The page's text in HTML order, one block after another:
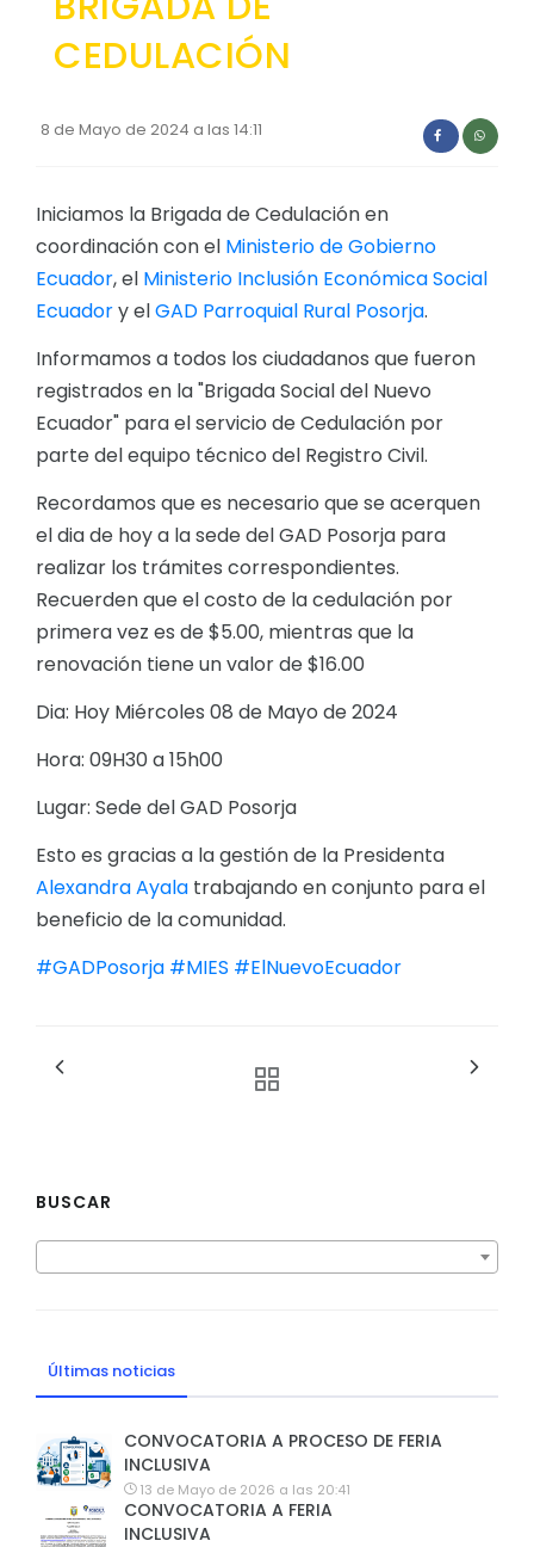
GESTIÓN ADMINISTRATIVA
Plan de desarrollo y Ordenamiento Territorial -
Plan Operativo Anual - POA
Convenios Institucionales
PRESUPUESTO: EJECUCIÓN Y REPORTES
Procesos de contratación
Ejecución Presupuestaria
Obras y proyectos
CEDULACIÓN
8 de Mayo de 2024 a las 14:11
Iniciamos la Brigada de Cedulación en
coordinación con el Ministerio de Gobierno
Ecuador, el Ministerio Inclusión Económica Social
Ecuadory elGAD Parroquial Rural Posorja.
Informamos a todos los ciudadanos que fueron
registrados en la "Brigada Social del Nuevo
Ecuador" para el servicio de Cedulación por
parte del equipo técnico del Registro Civil.
Recordamos que es necesario que se acerquen
el dia de hoy a la sede del GAD Posorja para
realizar los trámites correspondientes.
Recuerden que el costo de la cedulación por
primera vez es de $5.00, mientras que la
renovación tiene un valor de $16.00
Dia: Hoy Miércoles 08 de Mayo de 2024
Hora: 09H30 a 15h00
Lugar: Sede del GAD Posorja
Esto es gracias a la gestión de la Presidenta
Alexandra Ayala trabajando en conjunto para el
beneficio de la comunidad.
#GADPosorja #MIES #ElNuevoEcuador
BUSCAR
Últimas noticias
CONVOCATORIA A PROCESO DE FERIA
INCLUSIVA
13 de Mayo de 2026 a las 20:41
CONVOCATORIA A FERIA
INCLUSIVA